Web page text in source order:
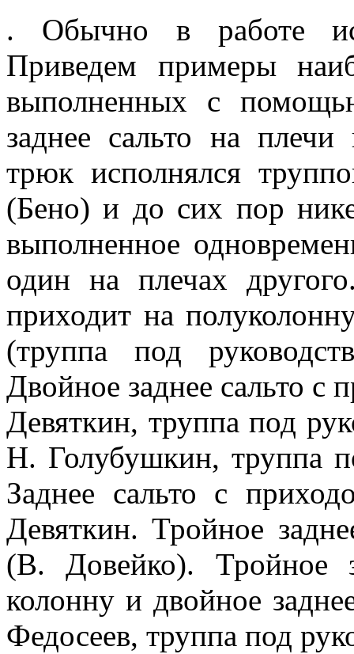
. Обычно в работе
Приведем примеры
выполненных с
заднее сальто на
трюк исполнялся
(Бено) и до сих пор
выполненное
один на плечах
приходит на
(труппа под
Двойное заднее сальто с
Девяткин, труппа под
Н. Голубушкин, труппа
Заднее сальто с
Девяткин. Тройное
(В. Довейко). Тройное
колонну и двойное
Федосеев, труппа под